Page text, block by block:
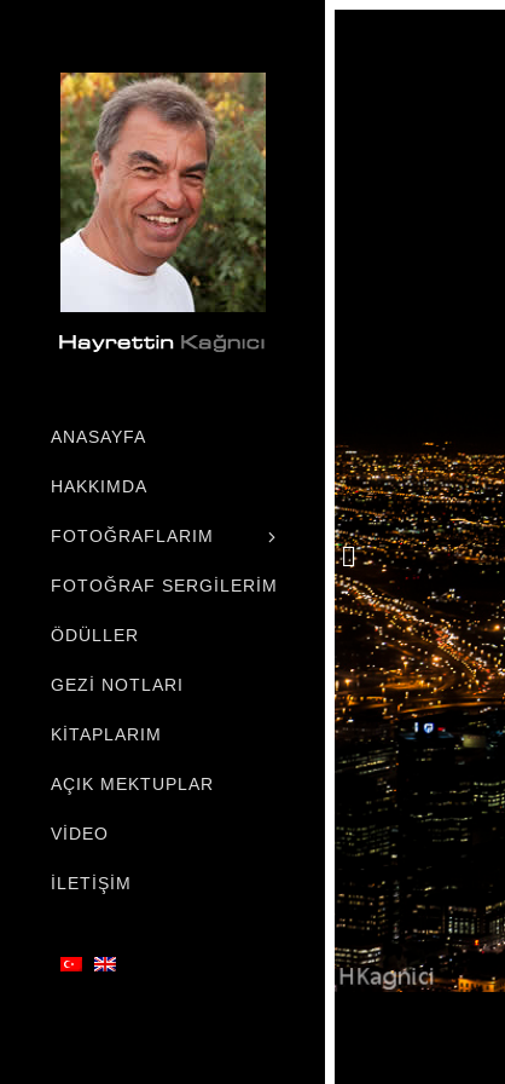
ANASAYFA
HAKKIMDA
FOTOĞRAFLARIM
FOTOĞRAF SERGILERIM
ÖDÜLLER
GEZI NOTLARI
KITAPLARIM
AÇIK MEKTUPLAR
VIDEO
İLETIŞIM